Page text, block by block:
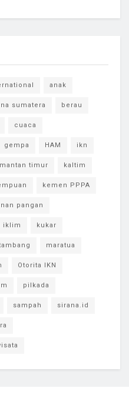
anak
sumatera berau
cuaca
gempa HAM ikn
timur kaltim
kemen PPPA
pangan
iklim kukar
maratua
Otorita IKN
pilkada
sampah sirana.id